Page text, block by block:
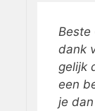
Beste
dank
gelijk
een
je